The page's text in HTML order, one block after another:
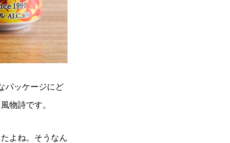
パッケージにど
物詩です。
よね。そうなん